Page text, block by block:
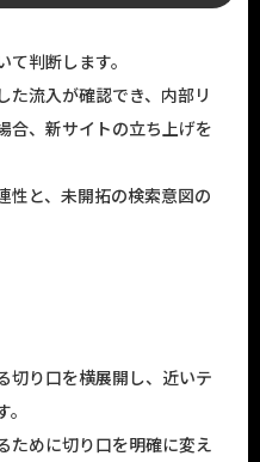
判断します。
た流入が確認でき、内部リ
合、新サイトの立ち上げを
性と、未開拓の検索意図の
切り口を横展開し、近いテ
ために切り口を明確に変え